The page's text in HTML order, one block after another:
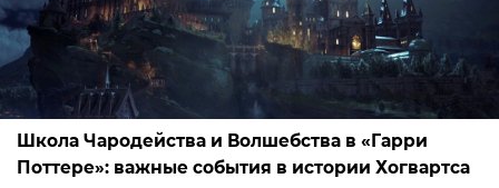
Школа Чародейства и Волшебства в «Гарри
Поттере»: важные события в истории Хогвартса